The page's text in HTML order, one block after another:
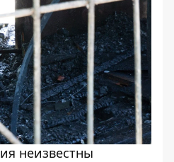
неизвестны